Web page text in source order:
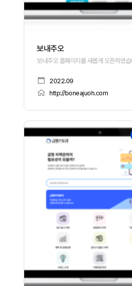
보내주오
보내주오 홈페이지를 새롭게 오픈하였습
2022.09
http://boneajuoh.com
160